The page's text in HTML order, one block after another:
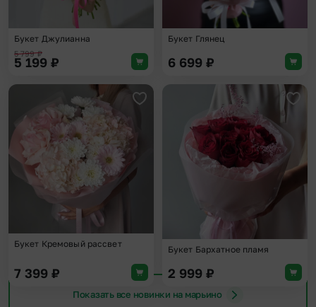
Букет Джулианна
5 799₽
5 199 ₽
Букет Глянец
6 699 ₽
Добавить в избранное
Букет Кремовый рассвет
7 399 ₽
Букет Бархатное пламя
2 999 ₽
Показать все новинки на марьино